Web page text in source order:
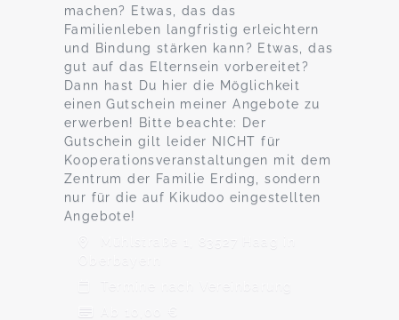
machen? Etwas, das das
Familienleben langfristig erleichtern
und Bindung stärken kann? Etwas, das
gut auf das Elternsein vorbereitet?
Dann hast Du hier die Möglichkeit
einen Gutschein meiner Angebote zu
erwerben! Bitte beachte: Der
Gutschein gilt leider NICHT für
Kooperationsveranstaltungen mit dem
Zentrum der Familie Erding, sondern
nur für die auf Kikudoo eingestellten
Angebote!
Mühlstraße 1, 83527 Haag in
Oberbayern
Termine nach Vereinbarung
Ab 10,00 €